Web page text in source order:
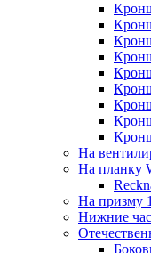
На
На планку
На призму
Нижние